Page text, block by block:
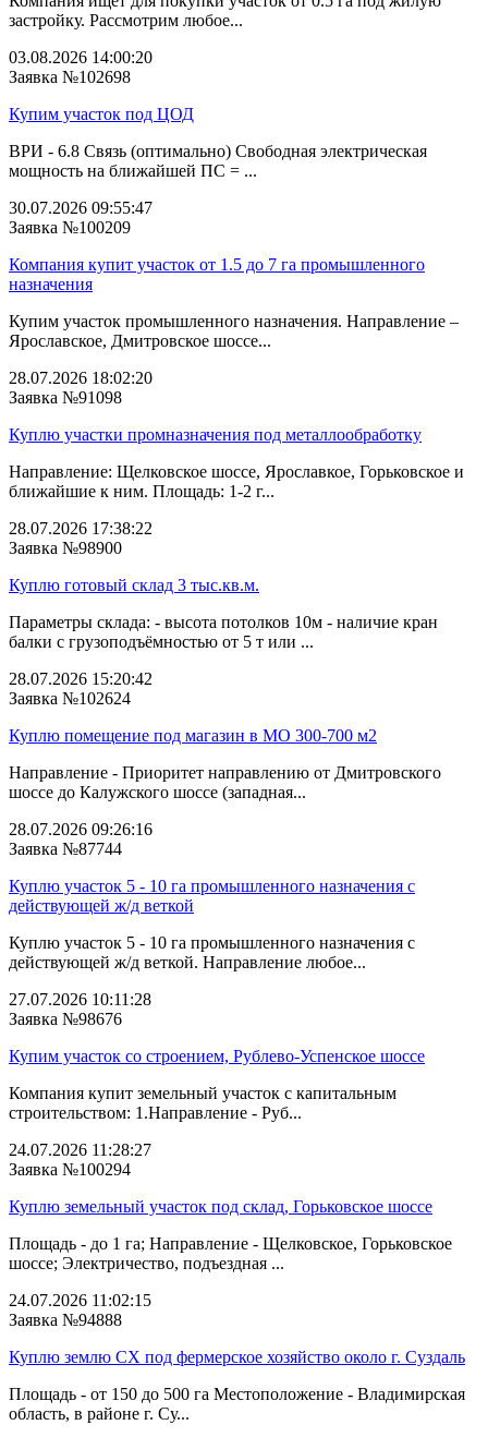
застройку. Рассмотрим любое...
03.08.2026 14:00:20
Заявка №102698
Купим участок под ЦОД
ВРИ - 6.8 Связь (оптимально) Свободная электрическая
мощность на ближайшей ПС = ...
30.07.2026 09:55:47
Заявка №100209
Компания купит участок от 1.5 до 7 га промышленного
назначения
Купим участок промышленного назначения. Направление –
Ярославское, Дмитровское шоссе...
28.07.2026 18:02:20
Заявка №91098
Куплю участки промназначения под металлообработку
Направление: Щелковское шоссе, Ярославкое, Горьковское и
ближайшие к ним. Площадь: 1-2 г...
28.07.2026 17:38:22
Заявка №98900
Куплю готовый склад 3 тыс.кв.м.
Параметры склада: - высота потолков 10м - наличие кран
балки с грузоподъёмностью от 5 т или ...
28.07.2026 15:20:42
Заявка №102624
Куплю помещение под магазин в МО 300-700 м2
Направление - Приоритет направлению от Дмитровского
шоссе до Калужского шоссе (западная...
28.07.2026 09:26:16
Заявка №87744
Куплю участок 5 - 10 га промышленного назначения с
действующей ж/д веткой
Куплю участок 5 - 10 га промышленного назначения с
действующей ж/д веткой. Направление любое...
27.07.2026 10:11:28
Заявка №98676
Купим участок со строением, Рублево-Успенское шоссе
Компания купит земельный участок с капитальным
строительством: 1.Направление - Руб...
24.07.2026 11:28:27
Заявка №100294
Куплю земельный участок под склад, Горьковское шоссе
Площадь - до 1 га; Направление - Щелковское, Горьковское
шоссе; Электричество, подъездная ...
24.07.2026 11:02:15
Заявка №94888
Куплю землю СХ под фермерское хозяйство около г. Суздаль
Площадь - от 150 до 500 га Местоположение - Владимирская
область, в районе г. Су...